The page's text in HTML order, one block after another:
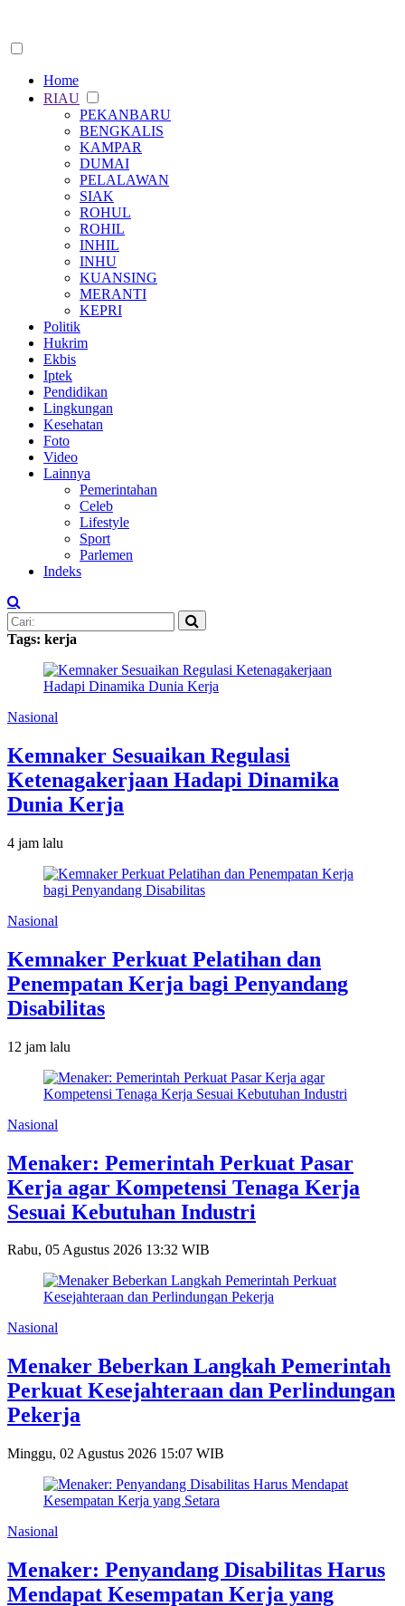
Home
RIAU
PEKANBARU
BENGKALIS
KAMPAR
DUMAI
PELALAWAN
SIAK
ROHUL
ROHIL
INHIL
INHU
KUANSING
MERANTI
KEPRI
Politik
Hukrim
Ekbis
Iptek
Pendidikan
Lingkungan
Kesehatan
Foto
Video
Lainnya
Pemerintahan
Celeb
Lifestyle
Sport
Parlemen
Indeks
Tags: kerja
Nasional
Kemnaker Sesuaikan Regulasi
Ketenagakerjaan Hadapi Dinamika
Dunia Kerja
4 jam lalu
Nasional
Kemnaker Perkuat Pelatihan dan
Penempatan Kerja bagi Penyandang
Disabilitas
12 jam lalu
Nasional
Menaker: Pemerintah Perkuat Pasar
Kerja agar Kompetensi Tenaga Kerja
Sesuai Kebutuhan Industri
Rabu, 05 Agustus 2026 13:32 WIB
Nasional
Menaker Beberkan Langkah Pemerintah
Perkuat Kesejahteraan dan Perlindungan
Pekerja
Minggu, 02 Agustus 2026 15:07 WIB
Nasional
Menaker: Penyandang Disabilitas Harus
Mendapat Kesempatan Kerja yang